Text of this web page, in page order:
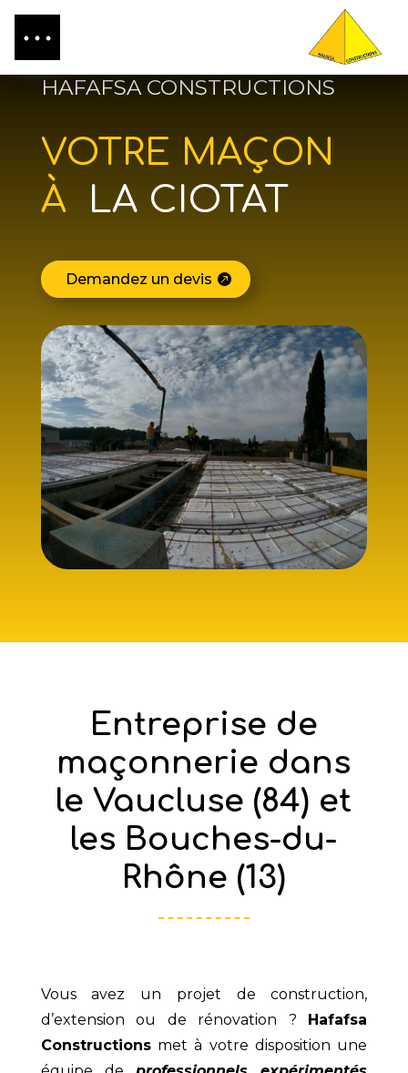
HAFAFSA CONSTRUCTIONS
VOTRE MAÇON
À LA CIOTAT
Demandez un devis
Entreprise de
maçonnerie dans
le Vaucluse (84) et
les Bouches-du-
Rhône (13)
Vous avez un projet de construction,
d’extension ou de rénovation ?
Hafafsa
Constructionsmet à votre disposition une